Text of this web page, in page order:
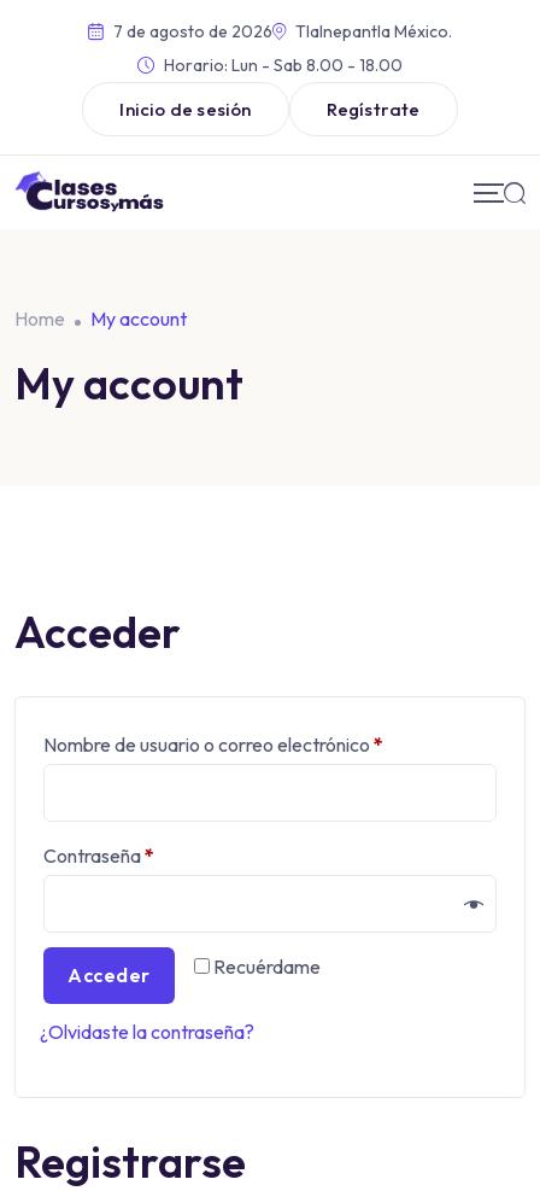
7 de agosto de 2026
Tlalnepantla México.
Horario: Lun - Sab 8.00 - 18.00
Inicio de sesión Regístrate
Home My account
My account
Acceder
Nombre de usuario o correo electrónico *
Contraseña*
Recuérdame
Acceder
¿Olvidaste la contraseña?
Registrarse